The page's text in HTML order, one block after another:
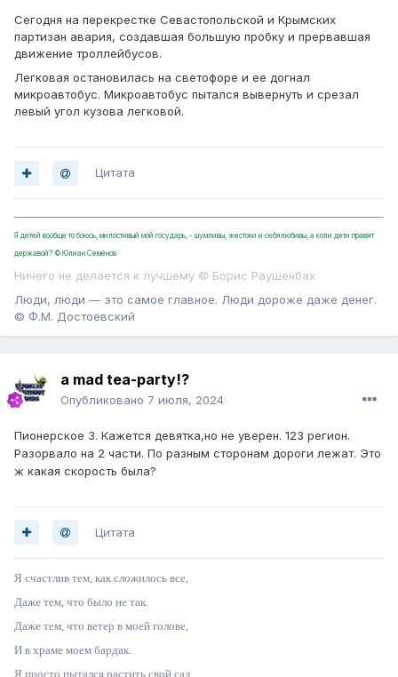
Сегодня на перекрестке Севастопольской и Крымских
партизан авария, создавшая большую пробку и прервавшая
движение троллейбусов.
Легковая остановилась на светофоре и ее догнал
микроавтобус. Микроавтобус пытался вывернуть и срезал
левый угол кузова легковой.
Цитата
Я детей вообще то боюсь, милостивый мой государь, - шумливы, жестоки и себялюбивы, а коли дети правят
державой? ©Юлиан Семёнов
Ничего не делается к лучшему © Борис Раушенбах
Люди, люди — это самое главное. Люди дороже даже денег.
© Ф.М. Достоевский
a mad tea-party!?
Опубликовано 7 июля, 2024
Пионерское 3. Кажется девятка,но не уверен. 123 регион.
Разорвало на 2 части. По разным сторонам дороги лежат. Это
ж какая скорость была?
Цитата
Я счастлив тем, как сложилось все,
Даже тем, что было не так.
Даже тем, что ветер в моей голове,
И в храме моем бардак.
Я просто пытался растить свой сад